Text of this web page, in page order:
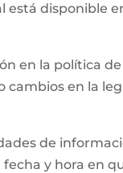
está disponible
en la política
en la
de
y hora en